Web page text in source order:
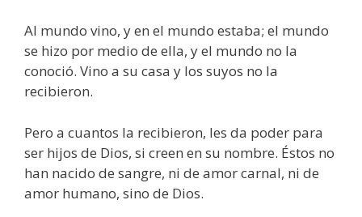
Al mundo vino, y en el mundo estaba; el mundo
se hizo por medio de ella, y el mundo no la
conoció. Vino a su casa y los suyos no la
recibieron.
Pero a cuantos la recibieron, les da poder para
ser hijos de Dios, si creen en su nombre. Éstos no
han nacido de sangre, ni de amor carnal, ni de
amor humano, sino de Dios.